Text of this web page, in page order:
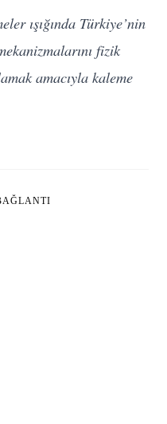
ışığında Türkiye’nin
fizik
amacıyla kaleme